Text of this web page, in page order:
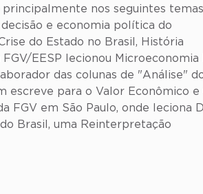
nos seguintes
e economia política do
do Estado no Brasil, História
EESP lecionou Microeconomia
das colunas de "Análise"
escreve para o Valor Econômico e
FGV em São Paulo, onde leciona
Brasil, uma Reinterpretação